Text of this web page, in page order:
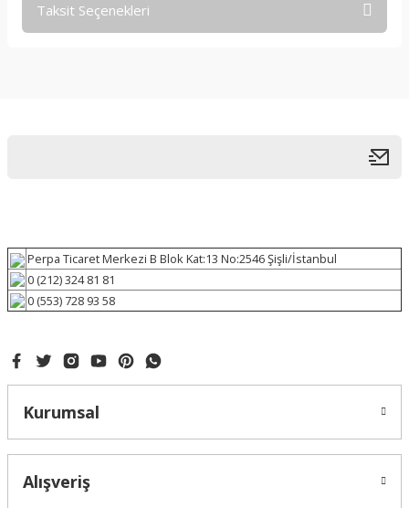
Taksit Seçenekleri
Perpa Ticaret Merkezi B Blok Kat:13 No:2546 Şişli/İstanbul
0 (212) 324 81 81
0 (553) 728 93 58
Kurumsal
Alışveriş